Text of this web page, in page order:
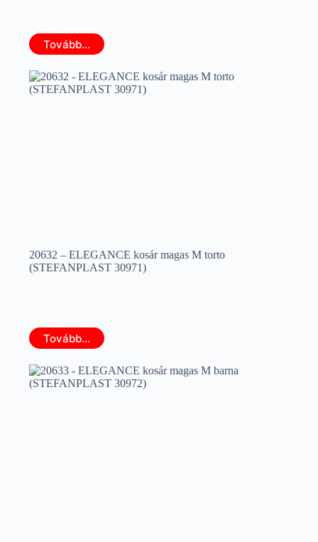
Tovább...
20632 – ELEGANCE kosár magas M torto
(STEFANPLAST 30971)
Tovább...